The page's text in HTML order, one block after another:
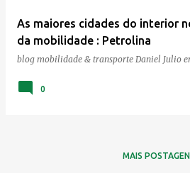
As maiores cidades do interior
da mobilidade : Petrolina
blog mobilidade & transporte Daniel Julio
0
MAIS